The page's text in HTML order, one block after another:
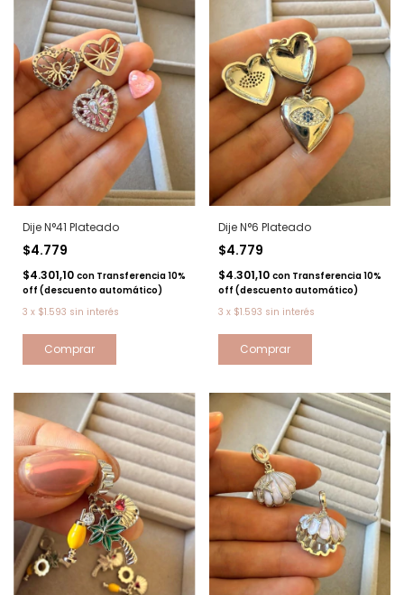
Dije N°41 Plateado
$4.779
$4.301,10 con Transferencia 10%
off (descuento automático)
3 x $1.593 sin interés
Dije N°6 Plateado
$4.779
$4.301,10 con Transferencia 10%
off (descuento automático)
3 x $1.593 sin interés